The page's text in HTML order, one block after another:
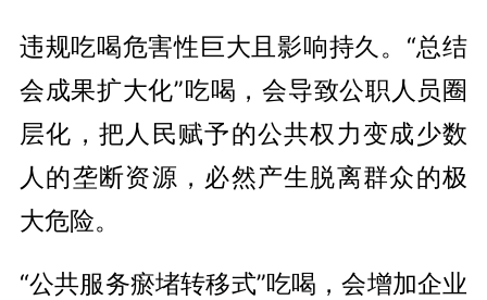
违规吃喝危害性巨大且影响持久。“总结
会成果扩大化”吃喝，会导致公职人员圈
层化，把人民赋予的公共权力变成少数
人的垄断资源，必然产生脱离群众的极
大危险。
“公共服务瘀堵转移式”吃喝，会增加企业